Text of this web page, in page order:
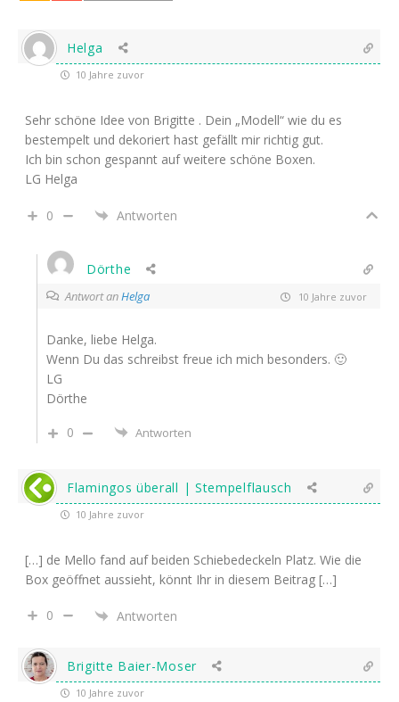
Helga
10 Jahre zuvor
Sehr schöne Idee von Brigitte . Dein „Modell“ wie du es
bestempelt und dekoriert hast gefällt mir richtig gut.
Ich bin schon gespannt auf weitere schöne Boxen.
LG Helga
0 Antworten
Dörthe
Antwort anHelga 10 Jahre zuvor
Danke, liebe Helga.
Wenn Du das schreibst freue ich mich besonders. 🙂
LG
Dörthe
0
Antworten
Flamingos überall | Stempelflausch
10 Jahre zuvor
[…] de Mello fand auf beiden Schiebedeckeln Platz. Wie die
Box geöffnet aussieht, könnt Ihr in diesem Beitrag […]
0 Antworten
Brigitte Baier-Moser
10 Jahre zuvor